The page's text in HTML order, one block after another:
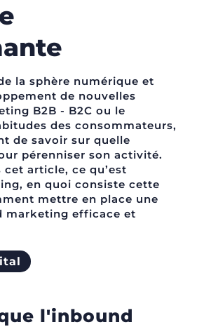
la sphère numérique et
de nouvelles
B2B - B2C ou le
des consommateurs,
de savoir sur quelle
pérenniser son activité.
article, ce qu’est
en quoi consiste cette
mettre en place une
marketing efficace et
l'inbound